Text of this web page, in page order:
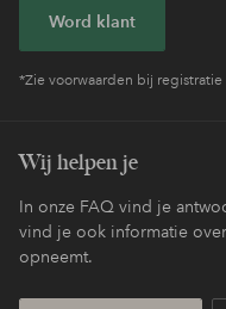
Word klant
*Zie voorwaarden bij registratie
Wij helpen je
In onze FAQ vind je
vind je ook informatie
opneemt.